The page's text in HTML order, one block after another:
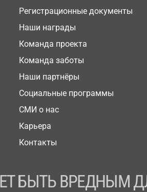
Регистрационные документы
Наши награды
Команда проекта
Команда заботы
Наши партнёры
Социальные программы
СМИ о нас
Карьера
Контакты
БЫТЬ ВРЕДНЫМ